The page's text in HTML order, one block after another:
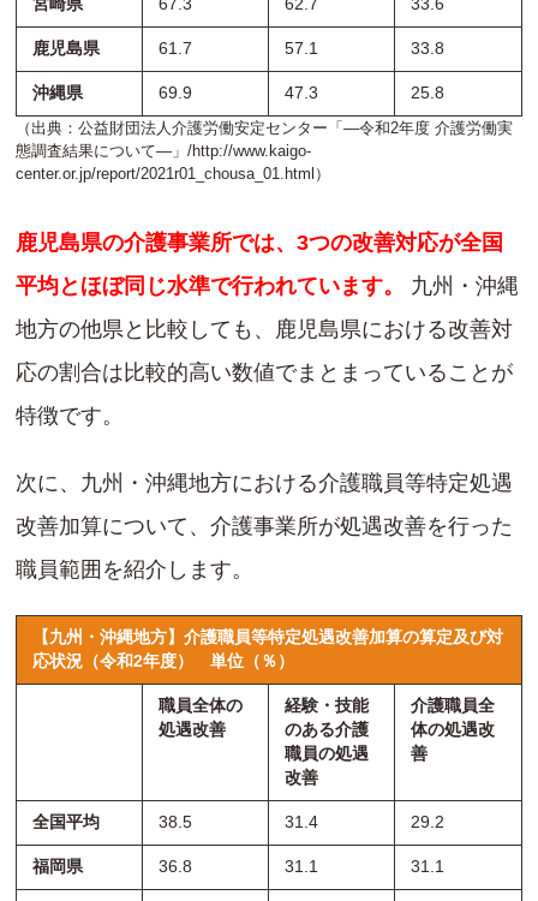
宮崎県 67.3 62.7 33.6
鹿児島県 61.7 57.1 33.8
沖縄県 69.9 47.3
25.8
（出典：公益財団法人介護労働安定センター「―令和2年度 介護労働実
態調査結果について―」/http://www.kaigo-
center.or.jp/report/2021r01_chousa_01.html ）
鹿児島県の介護事業所では、3つの改善対応が全国
平均とほぼ同じ水準で行われています。 九州・沖縄
地方の他県と比較しても、鹿児島県における改善対
応の割合は比較的高い数値でまとまっていることが
特徴です。
次に、九州・沖縄地方における介護職員等特定処遇
改善加算について、介護事業所が処遇改善を行った
職員範囲を紹介します。
【九州・沖縄地方】介護職員等特定処遇改善加算の算定及び対
応状況（令和2年度）
単位（％）
職員全体の
処遇改善
経験・技能
のある介護
職員の処遇
改善
介護職員全
体の処遇改
善
全国平均 38.5 31.4 29.2
福岡県 36.8 31.1 31.1